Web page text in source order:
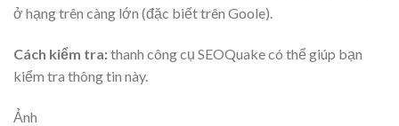
ở hạng trên càng lớn (đặc biết trên Goole).
Cách kiểm tra:thanh công cụ SEOQuake có thể giúp bạn
kiểm tra thông tin này.
Ảnh